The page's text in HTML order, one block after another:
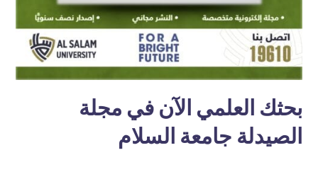
بحثك العلمي الآن في مجلة
الصيدلة جامعة السلام